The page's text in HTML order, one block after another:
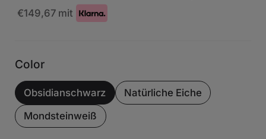
€149,67 mit
Color
Obsidianschwarz
Natürliche Eiche
Mondsteinweiß